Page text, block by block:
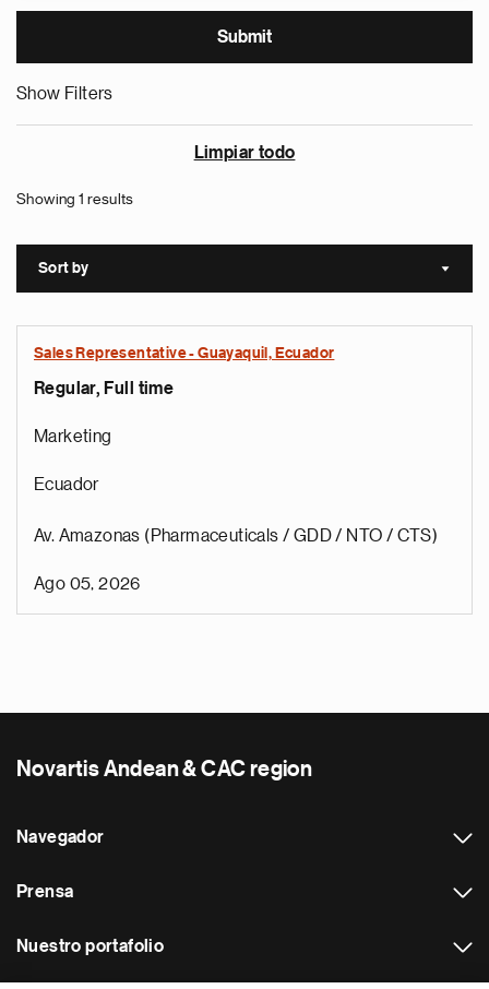
Show Filters
Limpiar todo
Showing 1 results
Sort by Sort
Sales Representative - Guayaquil, Ecuador
Regular, Full time
Marketing
Ecuador
Av. Amazonas (Pharmaceuticals / GDD / NTO / CTS)
Ago 05, 2026
Novartis Andean & CAC region
Navegador
Prensa
Nuestro portafolio